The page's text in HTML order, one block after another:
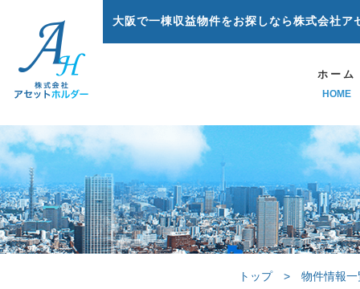
大阪で一棟収益物件をお探しなら株式会社ア
ホーム
HOME
トップ> 物件情報一